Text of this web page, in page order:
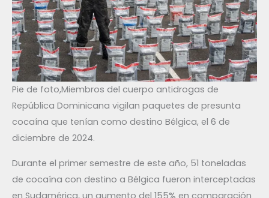
Pie de foto,Miembros del cuerpo antidrogas de
República Dominicana vigilan paquetes de presunta
cocaína que tenían como destino Bélgica, el 6 de
diciembre de 2024.
Durante el primer semestre de este año, 51 toneladas
de cocaína con destino a Bélgica fueron interceptadas